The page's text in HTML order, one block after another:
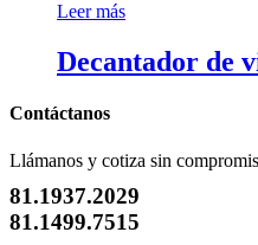
Leer más
Decantador de
Contáctanos
Llámanos y cotiza sin
81.1937.2029
81.1499.7515